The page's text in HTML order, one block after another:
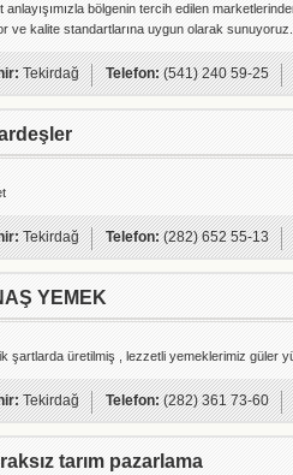
anlayışımızla bölgenin tercih edilen
ve kalite standartlarına uygun olarak
Tekirdağ Telefon:(541) 240 59-25
Tekirdağ Telefon:(282) 652 55-13
YEMEK
şartlarda üretilmiş , lezzetli yemeklerimiz güler
Tekirdağ Telefon:(282) 361 73-60
tarım pazarlama